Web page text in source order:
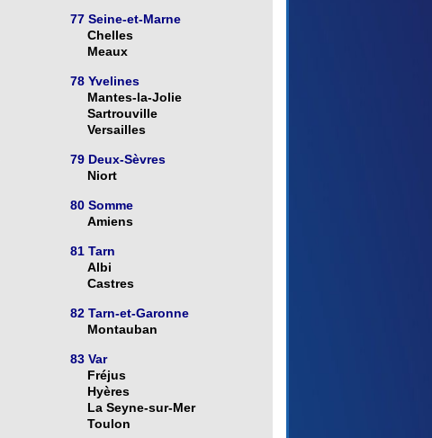
77 Seine-et-Marne
Chelles
Meaux
78 Yvelines
Mantes-la-Jolie
Sartrouville
Versailles
79 Deux-Sèvres
Niort
80 Somme
Amiens
81 Tarn
Albi
Castres
82 Tarn-et-Garonne
Montauban
83 Var
Fréjus
Hyères
La Seyne-sur-Mer
Toulon